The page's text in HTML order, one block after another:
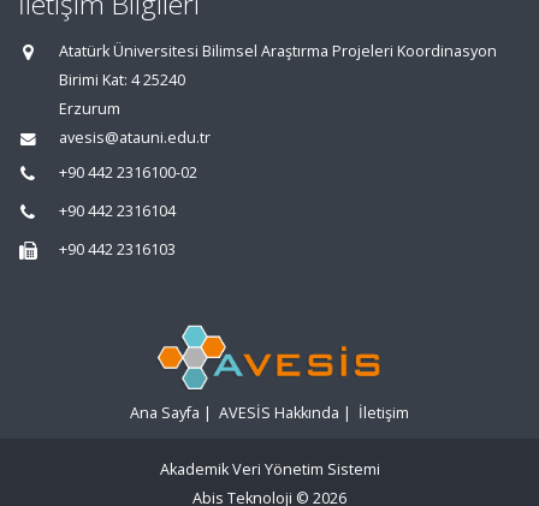
Atatürk Üniversitesi Bilimsel Araştırma Projeleri Koordinasyon
Birimi Kat: 4 25240
Erzurum
avesis@atauni.edu.tr
+90 442 2316100-02
+90 442 2316104
+90 442 2316103
Ana Sayfa | AVESİS Hakkında | İletişim
Akademik Veri Yönetim Sistemi
Abis Teknoloji © 2026